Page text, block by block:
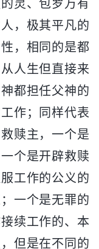
灵、包罗万有
，极其平凡的
，相同的是都
人生但直接来
都担任父神的
作；同样代表
赎主，一个是
个是开辟救赎
工作的公义的
一个是无罪的
续工作的、本
但是在不同的